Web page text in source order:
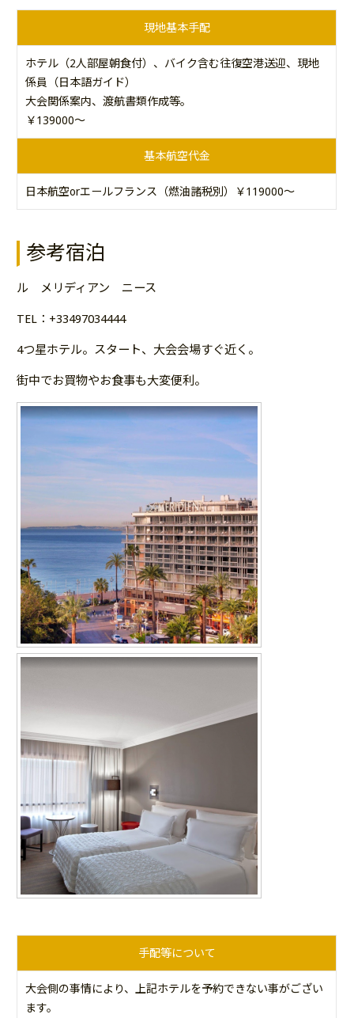
現地基本手配
ホテル（2人部屋朝食付）、バイク含む往復空港送迎、現地
係員（日本語ガイド）
大会関係案内、渡航書類作成等。
￥139000～
基本航空代金
日本航空orエールフランス（燃油諸税別）￥119000～
参考宿泊
ル メリディアン ニース
TEL：+33497034444
4つ星ホテル。スタート、大会会場すぐ近く。
街中でお買物やお食事も大変便利。
手配等について
大会側の事情により、上記ホテルを予約できない事がござい
ます。